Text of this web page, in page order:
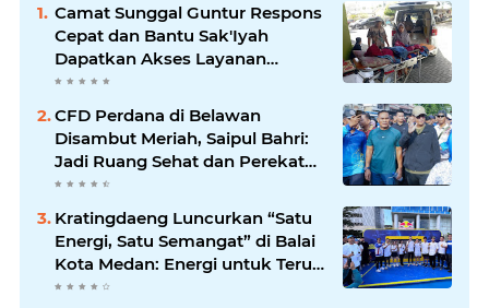
Camat Sunggal Guntur Respons
Cepat dan Bantu Sak'Iyah
Dapatkan Akses Layanan
Kesehatan
CFD Perdana di Belawan
Disambut Meriah, Saipul Bahri:
Jadi Ruang Sehat dan Perekat
Kebersamaan Warga Medan
Kratingdaeng Luncurkan “Satu
Energi, Satu Semangat” di Balai
Kota Medan: Energi untuk Terus
Bergerak Maju